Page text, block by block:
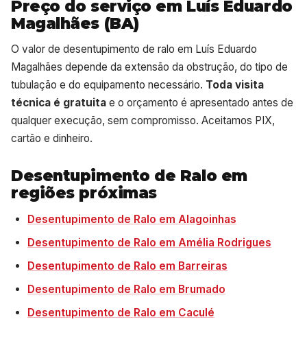
Preço do serviço em Luís Eduardo
Magalhães (BA)
O valor de desentupimento de ralo em Luís Eduardo
Magalhães depende da extensão da obstrução, do tipo de
tubulação e do equipamento necessário. Toda visita
técnica é gratuita e o orçamento é apresentado antes de
qualquer execução, sem compromisso. Aceitamos PIX,
cartão e dinheiro.
Desentupimento de Ralo em
regiões próximas
Desentupimento de Ralo em Alagoinhas
Desentupimento de Ralo em Amélia Rodrigues
Desentupimento de Ralo em Barreiras
Desentupimento de Ralo em Brumado
Desentupimento de Ralo em Caculé